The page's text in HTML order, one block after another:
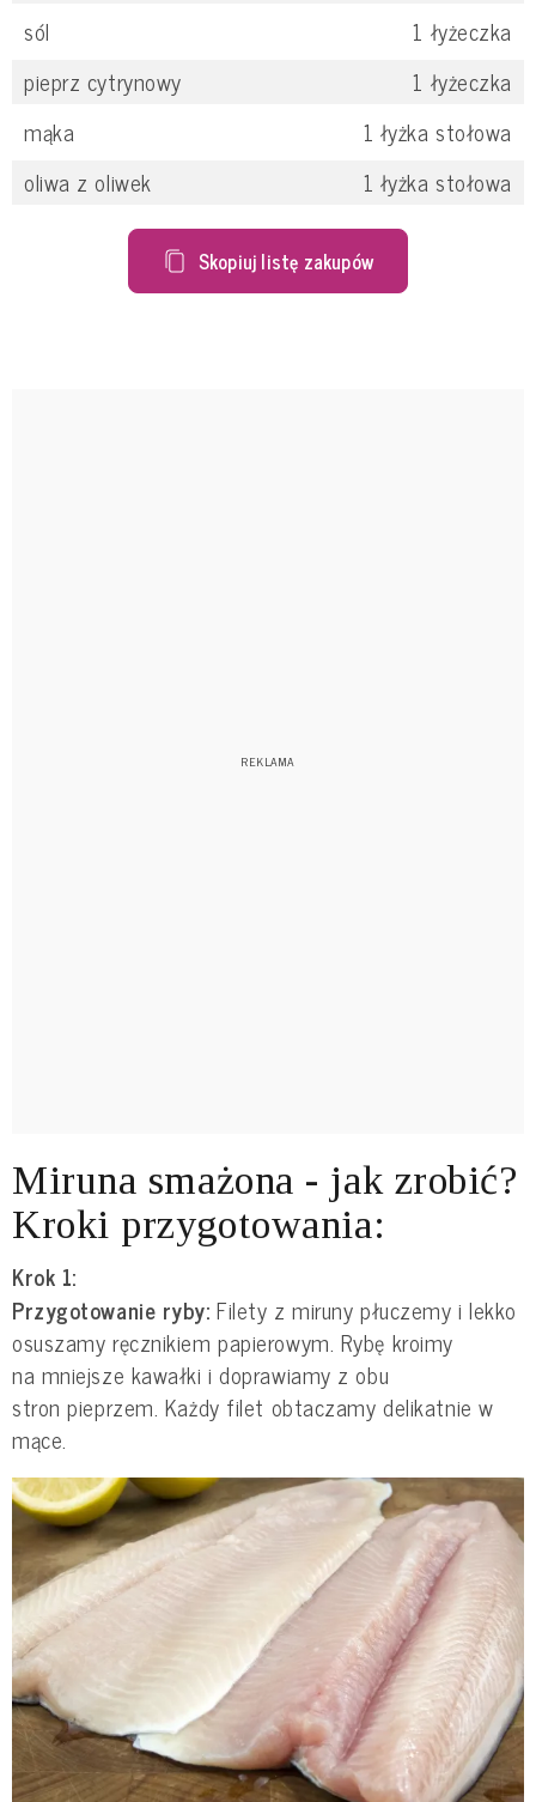
sól
1 łyżeczka
pieprz cytrynowy
1 łyżeczka
mąka
1 łyżka stołowa
oliwa z oliwek
1 łyżka stołowa
Skopiuj listę zakupów
Miruna smażona - jak zrobić?
Kroki przygotowania:
Krok 1:
Przygotowanie ryby:Filety z miruny płuczemy i lekko
osuszamy ręcznikiem papierowym. Rybę kroimy
na mniejsze kawałki i doprawiamy z obu
stron pieprzem. Każdy filet obtaczamy delikatnie w
mące.